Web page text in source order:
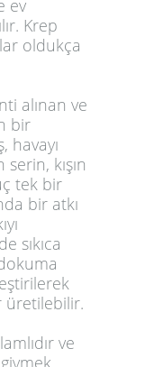
ev
Krep
oldukça
alınan ve
bir
havayı
kışın
tek bir
bir atkı
sıkıca
üretilebilir.
ve